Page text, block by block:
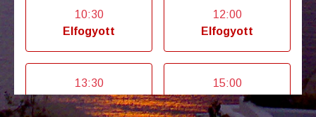
10:30
Elfogyott
12:00
Elfogyott
13:30
Elfogyott
15:00
Elfogyott